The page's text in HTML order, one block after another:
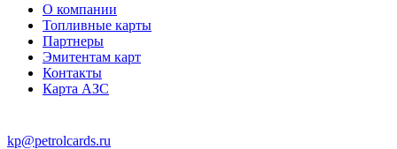
О компании
Топливные карты
Партнеры
Эмитентам карт
Контакты
Карта АЗС
kp@petrolcards.ru